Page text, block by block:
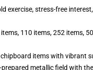
exercise, stress-free
110 items, 252 items,
items with vibrant
metallic field with